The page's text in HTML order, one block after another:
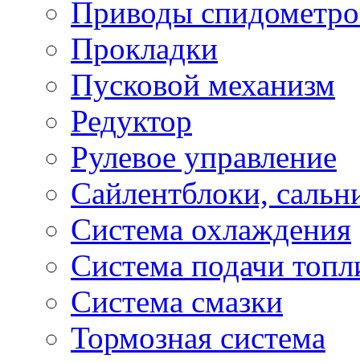
Приводы
Прокладки
Пусковой механизм
Редуктор
Рулевое управление
Сайлентблоки,
Система охлаждения
Система подачи
Система смазки
Тормозная система